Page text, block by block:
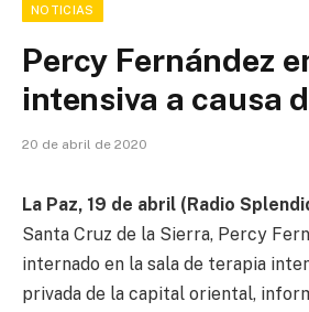
NOTICIAS
Percy Fernández
intensiva a causa
20 de abril de 2020
La Paz, 19 de abril (Radio
Santa Cruz de la Sierra, Percy
internado en la sala de terapia
privada de la capital oriental,